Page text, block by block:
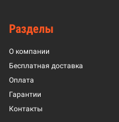
Разделы
О компании
Бесплатная доставка
Оплата
Гарантии
Контакты